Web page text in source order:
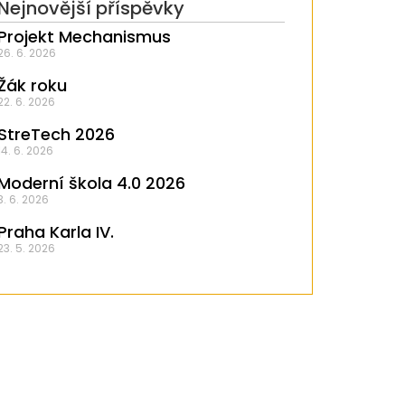
příspěvky
Mechanismus
6. 2026
roku
6. 2026
2026
6. 2026
škola 4.0 2026
6. 2026
Karla IV.
5. 2026